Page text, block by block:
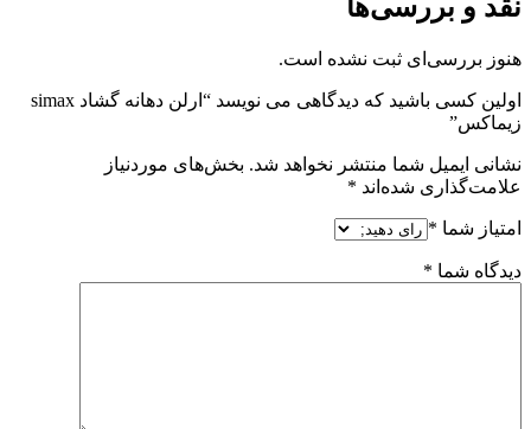
نقد و بررسی‌ها
هنوز بررسی‌ای ثبت نشده است.
اولین کسی باشید که دیدگاهی می نویسد “ارلن دهانه گشاد simax
زیماکس”
نشانی ایمیل شما منتشر نخواهد شد. بخش‌های موردنیاز
علامت‌گذاری شده‌اند *
امتیاز شما *
دیدگاه شما *